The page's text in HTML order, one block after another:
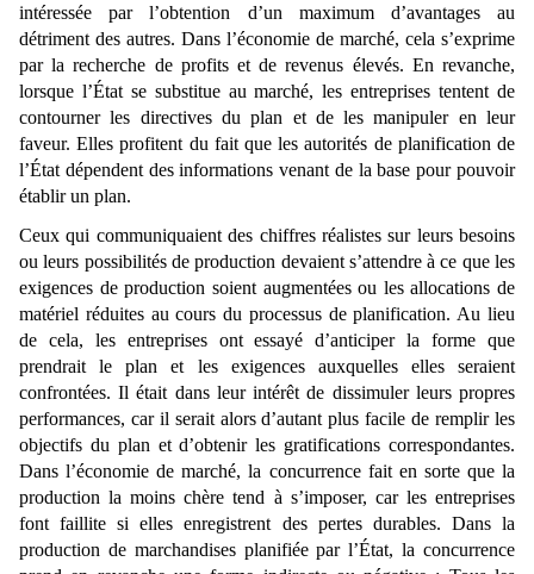
intéressée par l’obtention d’un maximum d’avantages au
détriment des autres. Dans l’économie de marché, cela s’exprime
par la recherche de profits et de revenus élevés. En revanche,
lorsque l’État se substitue au marché, les entreprises tentent de
contourner les directives du plan et de les manipuler en leur
faveur. Elles profitent du fait que les autorités de planification de
l’État dépendent des informations venant de la base pour pouvoir
établir un plan.
Ceux qui communiquaient des chiffres réalistes sur leurs besoins
ou leurs possibilités de production devaient s’attendre à ce que les
exigences de production soient augmentées ou les allocations de
matériel réduites au cours du processus de planification. Au lieu
de cela, les entreprises ont essayé d’anticiper la forme que
prendrait le plan et les exigences auxquelles elles seraient
confrontées. Il était dans leur intérêt de dissimuler leurs propres
performances, car il serait alors d’autant plus facile de remplir les
objectifs du plan et d’obtenir les gratifications correspondantes.
Dans l’économie de marché, la concurrence fait en sorte que la
production la moins chère tend à s’imposer, car les entreprises
font faillite si elles enregistrent des pertes durables. Dans la
production de marchandises planifiée par l’État, la concurrence